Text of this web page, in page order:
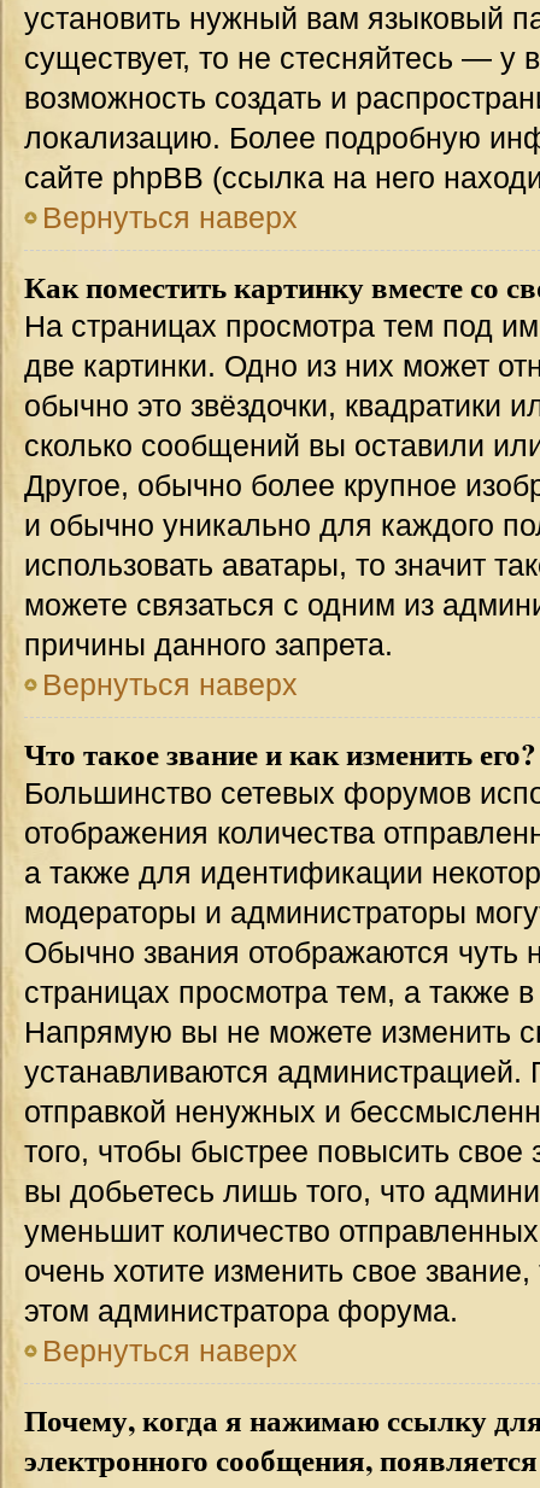
установить нужный вам языковый
существует, то не стесняйтесь — у
возможность создать и
локализацию. Более подробную
сайте phpBB (ссылка на него
Вернуться наверх
Как поместить картинку вместе со
На страницах просмотра тем под
две картинки. Одно из них может
обычно это звёздочки, квадратики
сколько сообщений вы оставили
Другое, обычно более крупное
и обычно уникально для каждого
использовать аватары, то значит
можете связаться с одним из
причины данного запрета.
Вернуться наверх
Что такое звание и как изменить его?
Большинство сетевых форумов
отображения количества
а также для идентификации
модераторы и администраторы
Обычно звания отображаются чуть
страницах просмотра тем, а также
Напрямую вы не можете изменить
устанавливаются администрацией.
отправкой ненужных и
того, чтобы быстрее повысить
вы добьетесь лишь того, что
уменьшит количество
очень хотите изменить свое
этом администратора форума.
Вернуться наверх
Почему, когда я нажимаю ссылку
электронного сообщения,